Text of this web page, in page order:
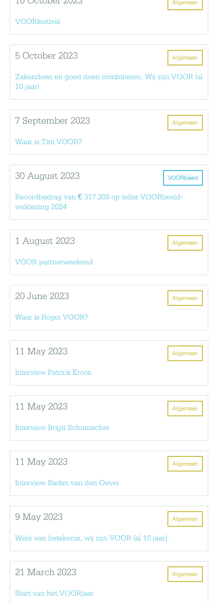
Algemeen
VOORfestival
Algemeen
5 October 2023
Zakendoen en goed doen combineren. Wij zijn VOOR (al
10 jaar)
Algemeen
7 September 2023
Waar is Tim VOOR?
VOORbeeld
30 August 2023
Recordbedrag van € 317.209 op teller VOORbeeld-
verkiezing 2024
Algemeen
1 August 2023
VOOR partnerweekend
Algemeen
20 June 2023
Waar is Roger VOOR?
Algemeen
11 May 2023
Interview Patrick Kroon
Algemeen
11 May 2023
Interview Brigit Schumacher
Algemeen
11 May 2023
Interview Stefan van den Oever
Algemeen
9 May 2023
Werk van betekenis, wij zijn VOOR (al 10 jaar).
Algemeen
21 March 2023
Start van het VOORjaar